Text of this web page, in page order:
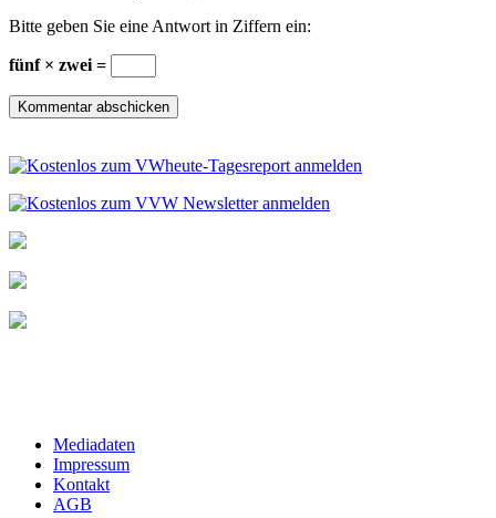
Bitte geben Sie eine Antwort in Ziffern ein:
fünf × zwei =
Mediadaten
Impressum
Kontakt
AGB